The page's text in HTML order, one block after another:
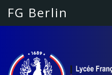
FG Berlin